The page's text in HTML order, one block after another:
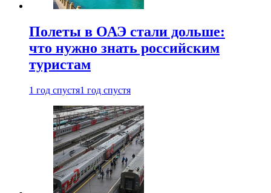
Полеты в ОАЭ стали дольше:
что нужно знать российским
туристам
1 год спустя1 год спустя